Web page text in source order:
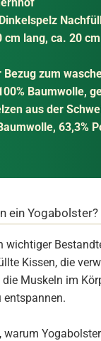
cm lang, ca. 20
zum
Baumwolle,
aus der
63,3%
ein Yogabolster?
wichtiger
Kissen, die
Muskeln im
entspannen.
warum